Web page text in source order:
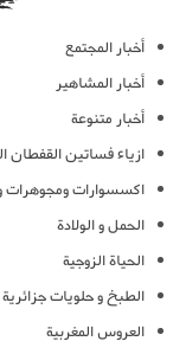
أخبار المجتمع
أخبار المشاهير
أخبار متنوعة
ازياء فساتين القفطان
اكسسوارات ومجوهرات
الحمل و الولادة
الحياة الزوجية
الطبخ و حلويات جزائرية
العروس المغربية